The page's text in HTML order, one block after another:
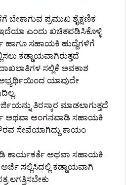
ಬೇಕಾಗುವ ಪ್ರಮುಖ ಶೈಕ್ಷಣಿಕ
ಎಂದು ಖಚಿತಪಡಿಸಿಕೊಳ್ಳಿ
ಹಾಗೂ ಸಹಾಯಕಿ ಹುದ್ದೆಗಳಿಗೆ
ಕಡ್ಡಾಯವಾಗಿರುತ್ತದೆ
ಸಲ್ಲಿಕೆ ಅವಕಾಶ
ಅಭ್ಯರ್ಥಿಯಿಂದ ಯಾವುದೇ
ತಿರಸ್ಕಾರ ಮಾಡಲಾಗುತ್ತದೆ
ಅಥವಾ ಅಂಗನವಾಡಿ ಸಹಾಯಕಿ
ಸೇವೆಯಾಗಿದ್ದು ಕಾಯಂ
ಕಾರ್ಯಕರ್ತೆ ಅಥವಾ ಸಹಾಯಕಿ
ಸಲ್ಲಿಸಿದಲ್ಲಿ ಕಡ್ಡಾಯವಾಗಿ
ಲಗತ್ತಿಸಬೇಕು